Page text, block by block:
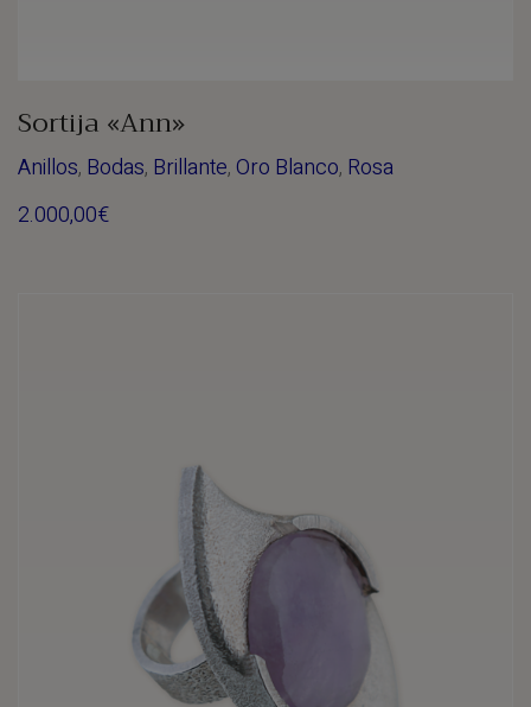
Sortija «Ann»
Anillos, Bodas, Brillante,Oro Blanco, Rosa
2.000,00€